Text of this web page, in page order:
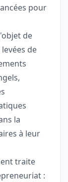
pour
de
de
la
à leur
traite
: